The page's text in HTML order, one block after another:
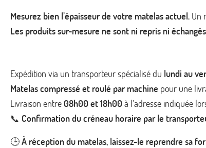
Mesurez bien l’épaisseur de votre matelas actuel. Un
Les produits sur-mesure ne sont ni repris ni échangés
Expédition via un transporteur spécialisé du lundi au
Matelas compressé et roulé par machine pour une
Livraison entre 08h00 et 18h00 à l’adresse indiquée
📞 Confirmation du créneau horaire par le
🕒À réception du matelas, laissez-le reprendre sa